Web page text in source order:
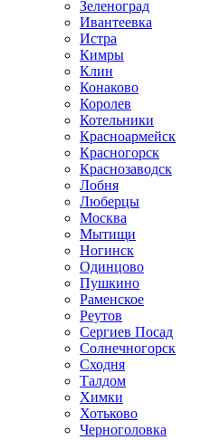
Зеленоград
Ивантеевка
Истра
Кимры
Клин
Конаково
Королев
Котельники
Красноармейск
Красногорск
Краснозаводск
Лобня
Люберцы
Москва
Мытищи
Ногинск
Одинцово
Пушкино
Раменское
Реутов
Сергиев Посад
Солнечногорск
Сходня
Талдом
Химки
Хотьково
Черноголовка